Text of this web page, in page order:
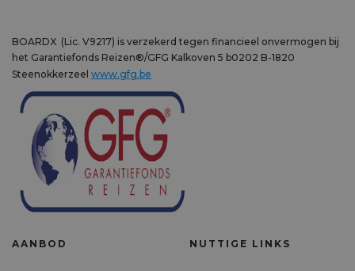
BOARDX (Lic. V9217) is verzekerd tegen financieel onvermogen bij
het Garantiefonds Reizen®/GFG Kalkoven 5 b0202 B-1820
Steenokkerzeel www.gfg.be
AANBOD NUTTIGE LINKS